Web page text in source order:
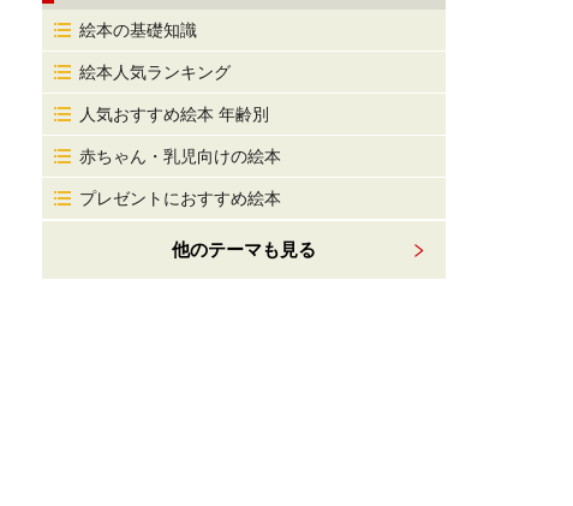
絵本の基礎知識
絵本人気ランキング
人気おすすめ絵本 年齢別
赤ちゃん・乳児向けの絵本
プレゼントにおすすめ絵本
他のテーマも見る